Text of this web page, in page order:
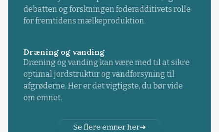
debatten og forskningen foderadditivets rolle
for fremtidens mælkeproduktion.
Dræning og vanding
Dræning og vanding kan være med til at sikre
optimal jordstruktur og vandforsyning til
afgrøderne. Her er det vigtigste, du bør vide
om emnet.
Se flere emner her